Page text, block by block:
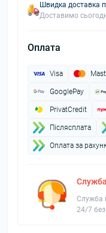
Швидка доставка
Доставимо
Оплата
Visa
GooglePay
PrivatCredit
Пiслясплата
Оплата за
Служба
24/7 без